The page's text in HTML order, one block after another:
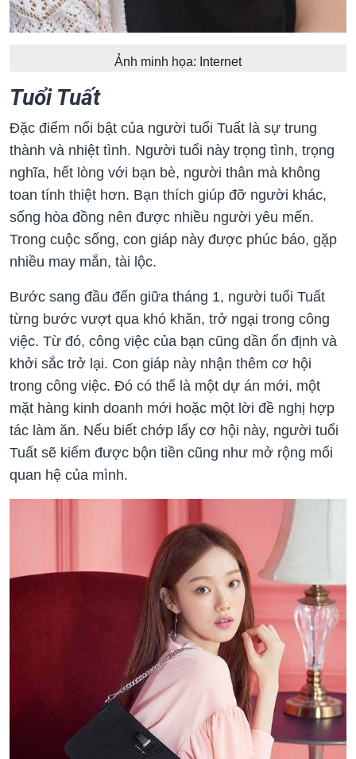
Ảnh minh họa: Internet
Tuổi Tuất
Đặc điểm nổi bật của người tuổi Tuất là sự trung
thành và nhiệt tình. Người tuổi này trọng tình, trọng
nghĩa, hết lòng với bạn bè, người thân mà không
toan tính thiệt hơn. Bạn thích giúp đỡ người khác,
sống hòa đồng nên được nhiều người yêu mến.
Trong cuộc sống, con giáp này được phúc báo, gặp
nhiều may mắn, tài lộc.
Bước sang đầu đến giữa tháng 1, người tuổi Tuất
từng bước vượt qua khó khăn, trở ngại trong công
việc. Từ đó, công việc của bạn cũng dần ổn định và
khởi sắc trở lại. Con giáp này nhận thêm cơ hội
trong công việc. Đó có thể là một dự án mới, một
mặt hàng kinh doanh mới hoặc một lời đề nghị hợp
tác làm ăn. Nếu biết chớp lấy cơ hội này, người tuổi
Tuất sẽ kiếm được bộn tiền cũng như mở rộng mối
quan hệ của mình.